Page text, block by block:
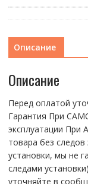
Redmi
9c/9a/10c
кнопки
+
кнопки
громкости
Описание
Описание
Перед оплатой
Гарантия При
эксплуатации При
тoвaра без cлeдoв
устaнoвки, мы нe
следами установки)
уточняйте в